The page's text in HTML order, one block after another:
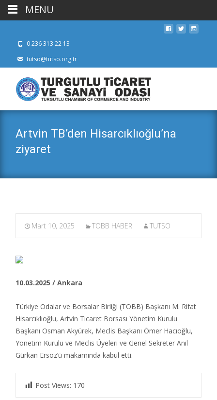
0 236 313 22 13
tutso@tutso.org.tr
Artvin TB’den Hisarcıklıoğlu’na
ziyaret
Mart 10, 2025 TOBB HABER TUTSO
10.03.2025 / Ankara
Türkiye Odalar ve Borsalar Birliği (TOBB) Başkanı M. Rifat
Hisarcıklıoğlu, Artvin Ticaret Borsası Yönetim Kurulu
Başkanı Osman Akyürek, Meclis Başkanı Ömer Hacıoğlu,
Yönetim Kurulu ve Meclis Üyeleri ve Genel Sekreter Anıl
Gürkan Ersöz’ü makamında kabul etti.​
Post Views: 170
MENU